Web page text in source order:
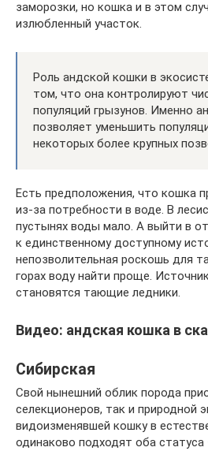
заморозки, но кошка и в этом
излюбленный участок.
Роль андской кошки в
том, что она контролируют
популяций грызунов. Именно
позволяет уменьшить
некоторых более крупных
Есть предположения, что кошка
из-за потребности в воде. В
пустынях воды мало. А выйти в
к единственному доступному
непозволительная роскошь для
горах воду найти проще.
становятся тающие ледники.
Видео: андская кошка в
Сибирская
Свой нынешний облик порода
селекционеров, так и природной
видоизменявшей кошку в
одинаково подходят оба